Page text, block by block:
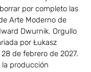
por completo las
Arte Moderno de
Dwurnik. Orgullo
por Łukasz
de febrero de 2027.
producción